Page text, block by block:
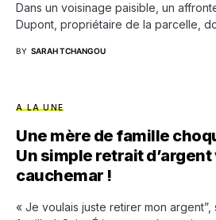
Dans un voisinage paisible, un
Dupont, propriétaire de la parcelle,
BY SARAH TCHANGOU
A LA UNE
Une mère de famille
Un simple retrait d’argent
cauchemar !
« Je voulais juste retirer mon